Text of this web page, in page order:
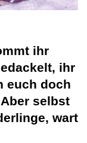
ihr
ihr
euch doch
selbst
wart